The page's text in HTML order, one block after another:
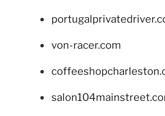
von-racer.com